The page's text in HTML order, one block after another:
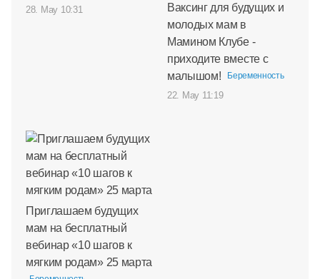
28. May 10:31
Ваксинг для будущих и
молодых мам в
Мамином Клубе -
приходите вместе с
малышом!
Беременность
22. May 11:19
Приглашаем будущих
мам на бесплатный
вебинар «10 шагов к
мягким родам» 25 марта